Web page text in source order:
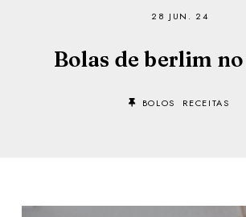
28 JUN. 24
Bolas de berlim
BOLOS RECEITAS